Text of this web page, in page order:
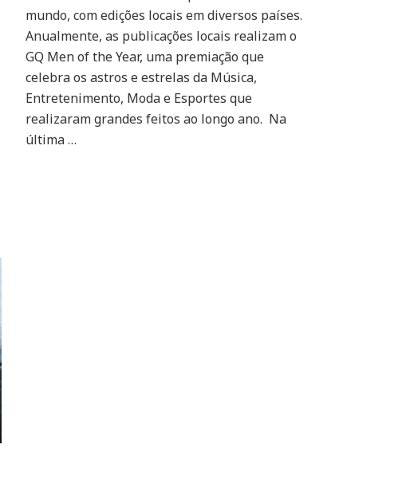
the
China”:
Confira
50
looks
do
evento
mundo, com edições locais em diversos países.
Anualmente, as publicações locais realizam o
GQ Men of the Year, uma premiação que
celebra os astros e estrelas da Música,
Entretenimento, Moda e Esportes que
realizaram grandes feitos ao longo ano. Na
última …